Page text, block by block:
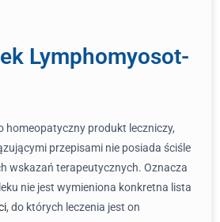
Lymphomyosot-
homeopatyczny produkt leczniczy,
przepisami nie posiada ściśle
wskazań terapeutycznych. Oznacza
nie jest wymieniona konkretna lista
, do których leczenia jest on